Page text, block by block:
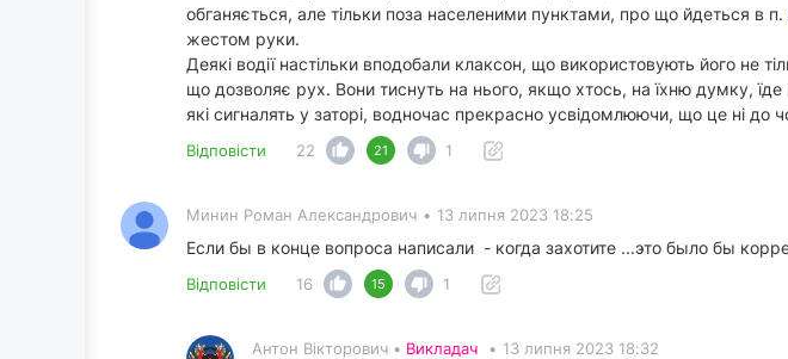
обганяється, але тільки поза населеними пунктами, про що йдеться в п.
жестом руки.
Деякі водії настільки вподобали клаксон, що використовують його не
що дозволяє рух. Вони тиснуть на нього, якщо хтось, на їхню думку, їде
які сигналять у заторі, водночас прекрасно усвідомлюючи, що це ні до
Відповісти 22 21 1
Минин Роман Александрович • 13 липня 2023 18:25
Если бы в конце вопроса написали - когда захотите ...это было бы
Відповісти 16 15 1
Антон Вікторович • Викладач • 13 липня 2023 18:32